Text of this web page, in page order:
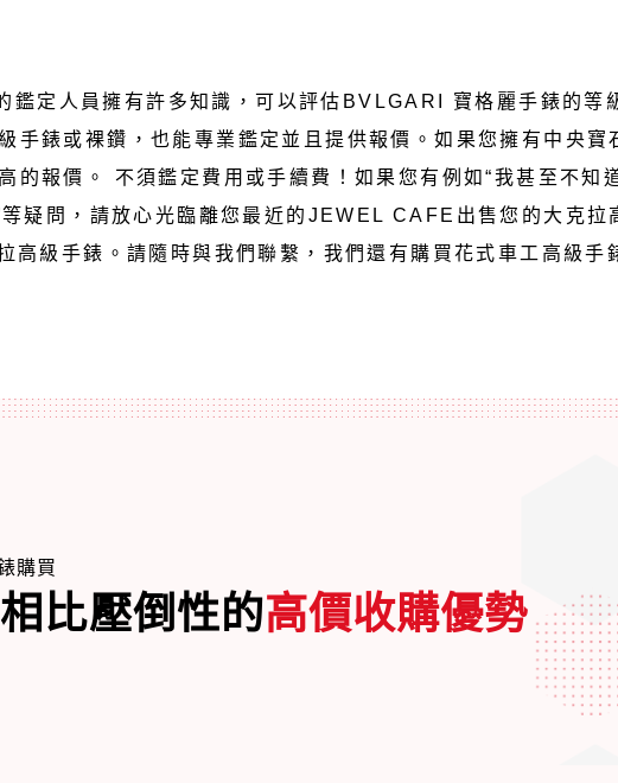
定人員擁有許多知識，可以評估BVLGARI 寶格麗手錶的等
手錶或裸鑽，也能專業鑑定並且提供報價。如果您擁有中央寶
的報價。 不須鑑定費用或手續費！如果您有例如“我甚至不知
等疑問，請放心光臨離您最近的JEWEL CAFE出售您的大克
高級手錶。請隨時與我們聯繫，我們還有購買花式車工高級手
購買
比壓倒性的高價收購優勢